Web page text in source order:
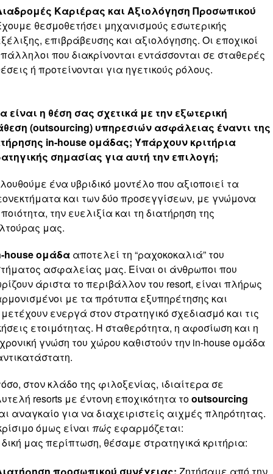
Καριέρας και Αξιολόγηση Προσωπικού
θεσμοθετήσει μηχανισμούς εσωτερικής
επιβράβευσης και αξιολόγησης. Οι εποχικοί
που διακρίνονται εντάσσονται σε σταθερές
ή προτείνονται για ηγετικούς ρόλους.
είναι η θέση σας σχετικά με την εξωτερική
(outsourcing) υπηρεσιών ασφάλειας έναντι της
in-house ομάδας; Υπάρχουν κριτήρια
σημασίας για αυτή την επιλογή;
ένα υβριδικό μοντέλο που αξιοποιεί τα
και των δύο προσεγγίσεων, με γνώμονα
την ευελιξία και τη διατήρηση της
μας.
house ομάδα αποτελεί τη “ραχοκοκαλιά” του
ασφαλείας μας. Είναι οι άνθρωποι που
άριστα το περιβάλλον του resort, είναι πλήρως
με τα πρότυπα εξυπηρέτησης και
ενεργά στον στρατηγικό σχεδιασμό και τις
ετοιμότητας. Η σταθερότητα, η αφοσίωση και η
γνώση του χώρου καθιστούν την in-house ομάδα
στον κλάδο της φιλοξενίας, ιδιαίτερα σε
resorts με έντονη εποχικότητα τοoutsourcing
αναγκαίο για να διαχειριστείς αιχμές πληρότητας.
όμως είναι πώς εφαρμόζεται:
μας περίπτωση, θέσαμε στρατηγικά κριτήρια: